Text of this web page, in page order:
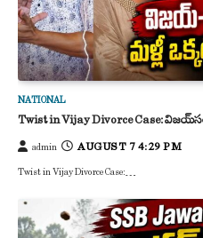
NATIONAL
Twist in Vijay Divorce Case:
admin AUGUST 7 4:29 PM
Twist in Vijay Divorce Case:…